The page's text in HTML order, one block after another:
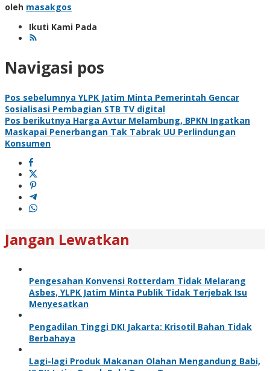
oleh masakgos
Ikuti Kami Pada
Navigasi pos
Pos sebelumnya YLPK Jatim Minta Pemerintah Gencar
Sosialisasi Pembagian STB TV digital
Pos berikutnya Harga Avtur Melambung, BPKN Ingatkan
Maskapai Penerbangan Tak Tabrak UU Perlindungan
Konsumen
Jangan Lewatkan
Pengesahan Konvensi Rotterdam Tidak Melarang
Asbes, YLPK Jatim Minta Publik Tidak Terjebak Isu
Menyesatkan
Pengadilan Tinggi DKI Jakarta: Krisotil Bahan Tidak
Berbahaya
Lagi-lagi Produk Makanan Olahan Mengandung Babi,